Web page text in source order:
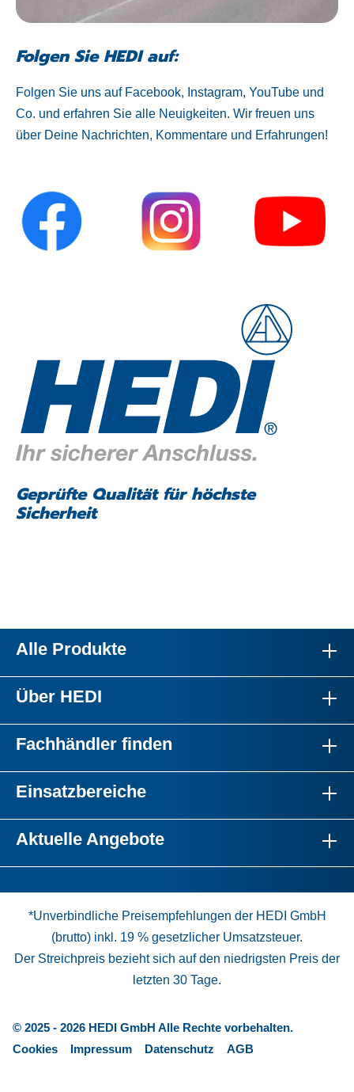
Folgen Sie HEDI auf:
Folgen Sie uns auf Facebook, Instagram, YouTube und
Co. und erfahren Sie alle Neuigkeiten. Wir freuen uns
über Deine Nachrichten, Kommentare und Erfahrungen!
Geprüfte Qualität für höchste
Sicherheit
Alle Produkte
Über HEDI
Fachhändler finden
Einsatzbereiche
Aktuelle Angebote
*Unverbindliche Preisempfehlungen der HEDI GmbH
(brutto) inkl. 19 % gesetzlicher Umsatzsteuer.
Der Streichpreis bezieht sich auf den niedrigsten Preis der
letzten 30 Tage.
© 2025 - 2026 HEDI GmbH Alle Rechte vorbehalten.
Cookies
Impressum Datenschutz AGB